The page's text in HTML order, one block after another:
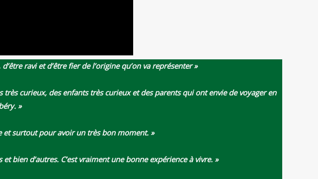
ravi et d’être fier de l’origine qu’on va représenter »
curieux, des enfants très curieux et des parents qui ont envie de voyager en
»
et surtout pour avoir un très bon moment. »
bien d’autres. C’est vraiment une bonne expérience à vivre. »